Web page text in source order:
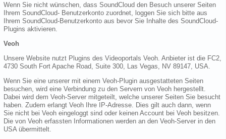
Wenn Sie nicht wünschen, dass SoundCloud den Besuch unserer Seiten
Ihrem SoundCloud- Benutzerkonto zuordnet, loggen Sie sich bitte aus
Ihrem SoundCloud-Benutzerkonto aus bevor Sie Inhalte des SoundCloud-
Plugins aktivieren.
Veoh
Unsere Website nutzt Plugins des Videoportals Veoh. Anbieter ist die FC2,
4730 South Fort Apache Road, Suite 300, Las Vegas, NV 89147, USA.
Wenn Sie eine unserer mit einem Veoh-Plugin ausgestatteten Seiten
besuchen, wird eine Verbindung zu den Servern von Veoh hergestellt.
Dabei wird dem Veoh-Server mitgeteilt, welche unserer Seiten Sie besucht
haben. Zudem erlangt Veoh Ihre IP-Adresse. Dies gilt auch dann, wenn
Sie nicht bei Veoh eingeloggt sind oder keinen Account bei Veoh besitzen.
Die von Veoh erfassten Informationen werden an den Veoh-Server in den
USA übermittelt.